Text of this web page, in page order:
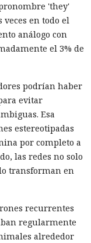
'they'
veces en todo el
análogo con
el 3% de
podrían haber
evitar
Esa
estereotipadas
por completo a
las redes no solo
transforman en
recurrentes
regularmente
alrededor